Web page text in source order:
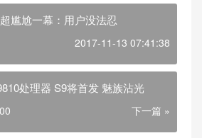
尴尬一幕：用户没法忍
2017-11-13 07:41:38
处理器 S9将首发 魅族沾光
下一篇 »